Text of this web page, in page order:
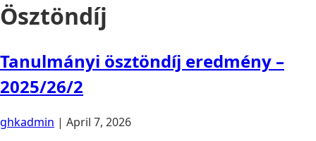
Ösztöndíj
Tanulmányi ösztöndíj eredmény –
2025/26/2
ghkadmin | April 7, 2026